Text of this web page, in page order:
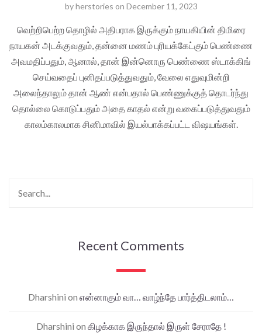
byherstories on December 11, 2023
வெற்றிபெற்ற தொழில் அதிபராக இருக்கும் நாயகியின் திமிரை
நாயகன் அடக்குவதும், தன்னை மணம் புரியக்கேட்கும் பெண்ணை
அவமதிப்பதும், ஆனால், தான் இன்னொரு பெண்ணை ஸ்டாக்கிங்
செய்வதைப் புனிதப்படுத்துவதும், வேலை எதுவுமின்றி
அலைந்தாலும் தான் ஆண் என்பதால் பெண்ணுக்குத் தொடர்ந்து
தொல்லை கொடுப்பதும் அதை காதல் என்று வகைப்படுத்துவதும்
காலம்காலமாக சினிமாவில் இயல்பாக்கப்பட்ட விஷயங்கள்.
Recent Comments
Dharshini on என்னாகும் வா… வாழ்ந்தே பார்த்திடலாம்…
Dharshini on கிழக்காக இருந்தால் இருள் சேராதே !